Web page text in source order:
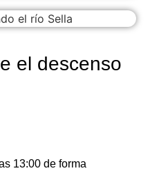
el descenso
13:00 de forma